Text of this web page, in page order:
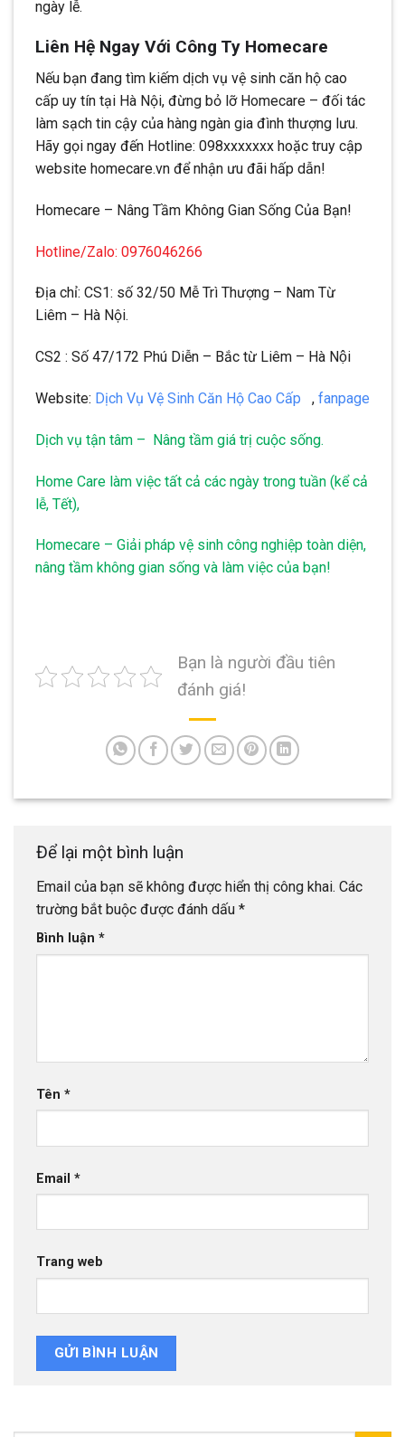
ngày lễ.
Liên Hệ Ngay Với Công Ty Homecare
Nếu bạn đang tìm kiếm dịch vụ vệ sinh căn hộ cao
cấp uy tín tại Hà Nội, đừng bỏ lỡ Homecare – đối tác
làm sạch tin cậy của hàng ngàn gia đình thượng lưu.
Hãy gọi ngay đến Hotline: 098xxxxxxx hoặc truy cập
website homecare.vn để nhận ưu đãi hấp dẫn!
Homecare – Nâng Tầm Không Gian Sống Của Bạn!
Hotline/Zalo: 0976046266
Địa chỉ: CS1: số 32/50 Mễ Trì Thượng – Nam Từ
Liêm – Hà Nội.
CS2 : Số 47/172 Phú Diễn – Bắc từ Liêm – Hà Nội
Website: Dịch Vụ Vệ Sinh Căn Hộ Cao Cấp , fanpage
Dịch vụ tận tâm – Nâng tầm giá trị cuộc sống.
Home Care làm việc tất cả các ngày trong tuần (kể cả
lễ, Tết),
Homecare – Giải pháp vệ sinh công nghiệp toàn diện,
nâng tầm không gian sống và làm việc của bạn!
Bạn là người đầu tiên
đánh giá!
Để lại một bình luận
Email của bạn sẽ không được hiển thị công khai. Các
trường bắt buộc được đánh dấu *
Bình luận *
Tên *
Email *
Trang web